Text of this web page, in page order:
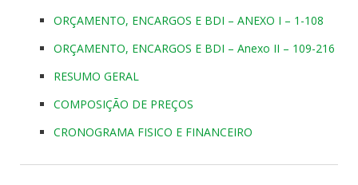
ORÇAMENTO, ENCARGOS E BDI – ANEXO I – 1-108
ORÇAMENTO, ENCARGOS E BDI – Anexo II – 109-216
RESUMO GERAL
COMPOSIÇÃO DE PREÇOS
CRONOGRAMA FISICO E FINANCEIRO